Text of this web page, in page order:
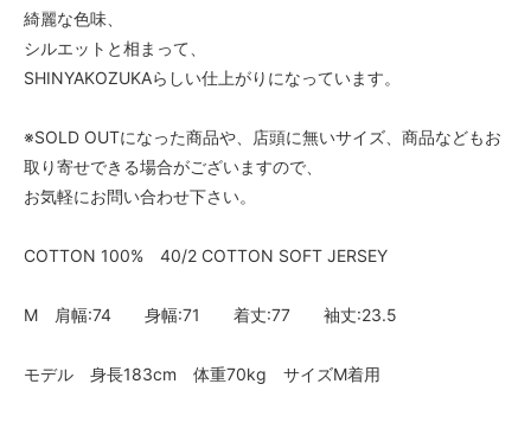
綺麗な色味、
シルエットと相まって、
SHINYAKOZUKAらしい仕上がりになっています。
※SOLD OUTになった商品や、店頭に無いサイズ、商品などもお
取り寄せできる場合がございますので、
お気軽にお問い合わせ下さい。
COTTON 100% 40/2 COTTON SOFT JERSEY
M 肩幅:74 身幅:71 着丈:77 袖丈:23.5
モデル 身長183cm 体重70kg サイズM着用